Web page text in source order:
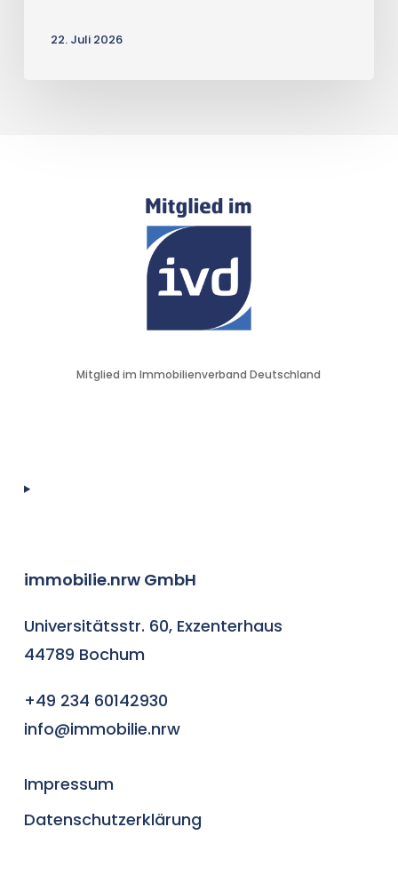
22. Juli 2026
Mitglied im Immobilienverband Deutschland
immobilie.nrw GmbH
Universitätsstr. 60, Exzenterhaus
44789 Bochum
+49 234 60142930
info@immobilie.nrw
Impressum
Datenschutzerklärung